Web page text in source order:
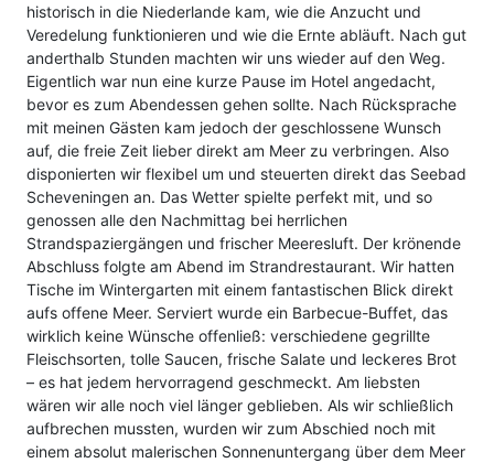
historisch in die Niederlande kam, wie die Anzucht und
Veredelung funktionieren und wie die Ernte abläuft. Nach gut
anderthalb Stunden machten wir uns wieder auf den Weg.
Eigentlich war nun eine kurze Pause im Hotel angedacht,
bevor es zum Abendessen gehen sollte. Nach Rücksprache
mit meinen Gästen kam jedoch der geschlossene Wunsch
auf, die freie Zeit lieber direkt am Meer zu verbringen. Also
disponierten wir flexibel um und steuerten direkt das Seebad
Scheveningen an. Das Wetter spielte perfekt mit, und so
genossen alle den Nachmittag bei herrlichen
Strandspaziergängen und frischer Meeresluft. Der krönende
Abschluss folgte am Abend im Strandrestaurant. Wir hatten
Tische im Wintergarten mit einem fantastischen Blick direkt
aufs offene Meer. Serviert wurde ein Barbecue-Buffet, das
wirklich keine Wünsche offenließ: verschiedene gegrillte
Fleischsorten, tolle Saucen, frische Salate und leckeres Brot
– es hat jedem hervorragend geschmeckt. Am liebsten
wären wir alle noch viel länger geblieben. Als wir schließlich
aufbrechen mussten, wurden wir zum Abschied noch mit
einem absolut malerischen Sonnenuntergang über dem Meer